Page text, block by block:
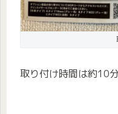
取り付け時間は約10